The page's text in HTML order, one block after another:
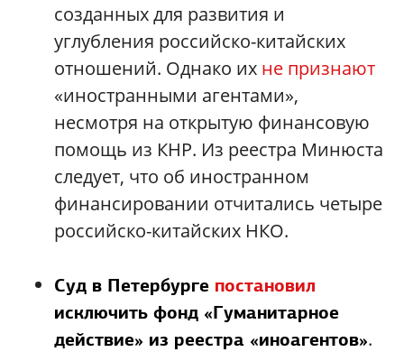
созданных для развития и
углубления российско-китайских
отношений. Однако их не признают
«иностранными агентами»,
несмотря на открытую финансовую
помощь из КНР. Из реестра Минюста
следует, что об иностранном
финансировании отчитались четыре
российско-китайских НКО.
Суд в Петербурге постановил
исключить фонд «Гуманитарное
действие» из реестра «иноагентов».